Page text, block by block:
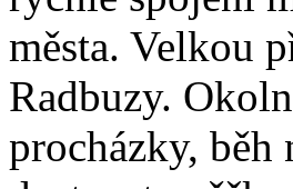
města. Velkou
Radbuzy.
procházky,